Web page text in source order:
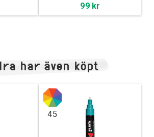
99 kr
har även köpt
45